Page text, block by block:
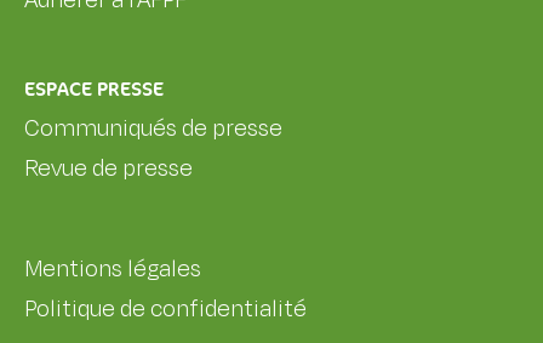
ESPACE PRESSE
Communiqués de presse
Revue de presse
Mentions légales
Politique de confidentialité